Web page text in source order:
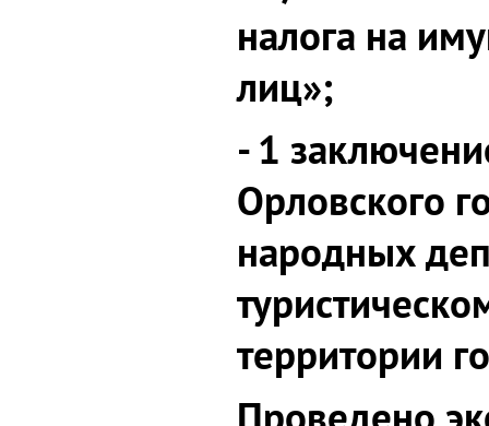
налога на
лиц»;
- 1
Орловского
народных
территории